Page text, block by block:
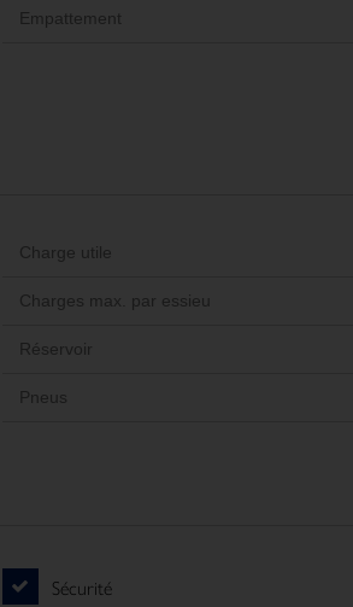
Empattement
Charge utile
Charges max. par essieu
Réservoir
Pneus
Sécurité